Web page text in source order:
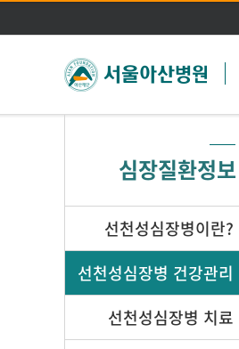
심장질환정보
선천성심장병이란?
선천성심장병 건강관리
선천성심장병 치료